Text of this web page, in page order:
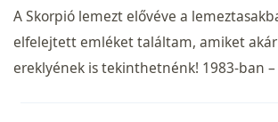
A Skorpió lemezt elővéve a
elfelejtett emléket találtam, amiket
ereklyének is tekinthetnénk! 1983-ban